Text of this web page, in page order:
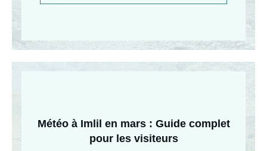
Météo à Imlil en mars : Guide complet
pour les visiteurs